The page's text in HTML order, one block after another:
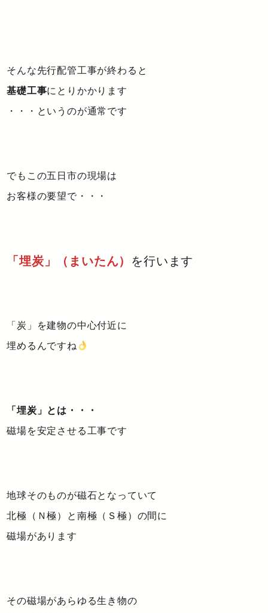
そんな先行配管工事が終わると
基礎工事にとりかかります
・・・というのが通常です
でもこの五日市の現場は
お客様の要望で・・・
「埋炭」（まいたん） を行います
「炭」を建物の中心付近に
埋めるんですね
「埋炭」とは・・・
磁場を安定させる工事です
地球そのものが磁石となっていて
北極（Ｎ極）と南極（Ｓ極）の間に
磁場があります
その磁場があらゆる生き物の